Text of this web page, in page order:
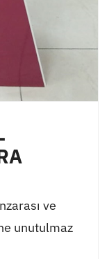
ve
unutulmaz